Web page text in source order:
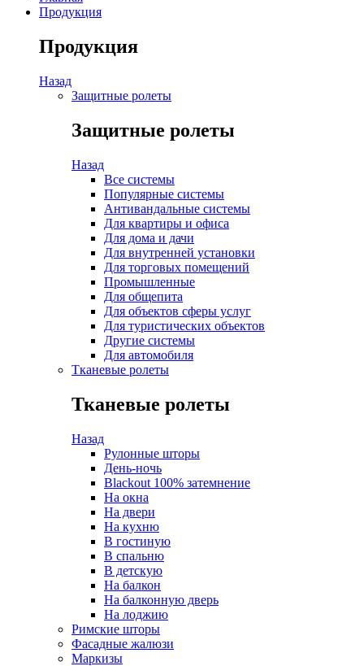
Продукция
Продукция
Назад
Защитные ролеты
Защитные ролеты
Назад
Все системы
Популярные системы
Антивандальные системы
Для квартиры и офиса
Для дома и дачи
Для внутренней установки
Для торговых помещений
Промышленные
Для общепита
Для объектов сферы услуг
Для туристических объектов
Другие системы
Для автомобиля
Тканевые ролеты
Тканевые ролеты
Назад
Рулонные шторы
День-ночь
Blackout 100% затемнение
На окна
На двери
На кухню
В гостиную
В спальню
В детскую
На балкон
На балконную дверь
На лоджию
Римские шторы
Фасадные жалюзи
Маркизы